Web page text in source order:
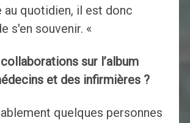
au quotidien, il est donc
s'en souvenir. «
sur l’album
et des infirmières ?
quelques personnes